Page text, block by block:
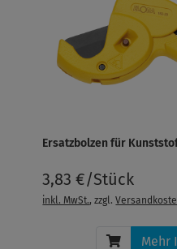
Ersatzbolzen für
3,83 €/Stück
inkl. MwSt., zzgl.
Mehr